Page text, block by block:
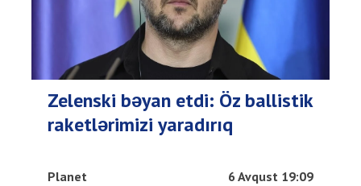
Zelenski bəyan etdi: Öz ballistik
raketlərimizi yaradırıq
Planet 6 Avqust 19:09